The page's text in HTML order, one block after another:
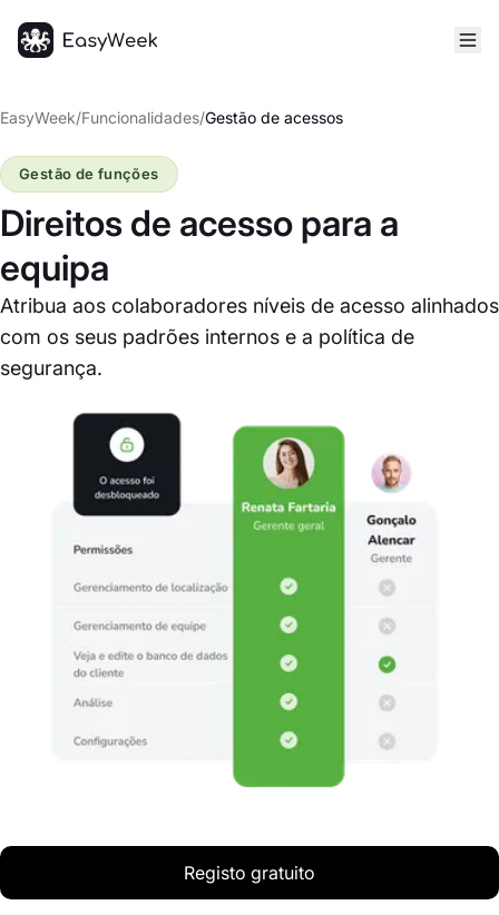
EasyWeek/Funcionalidades/Gestão de acessos
Direitos de acesso para a
equipa
Atribua aos colaboradores níveis de acesso alinhados
com os seus padrões internos e a política de
segurança.
Gestão de funções
Registo gratuito